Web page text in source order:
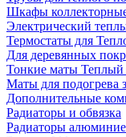
Шкафы
Электрический
Термостаты для
Для деревянных
Тонкие маты Теплый
Маты для подогрева
Дополнительные
Радиаторы и обвязка
Радиаторы